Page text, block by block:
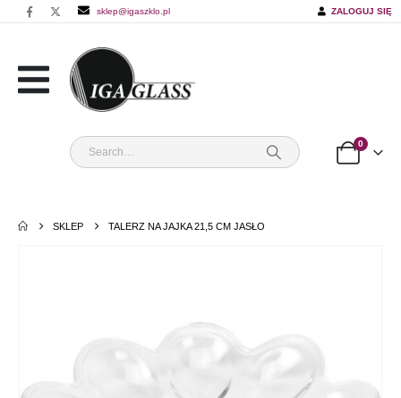
sklep@igaszklo.pl ZALOGUJ SIĘ
0
SKLEP TALERZ NA JAJKA 21,5 CM JASŁO